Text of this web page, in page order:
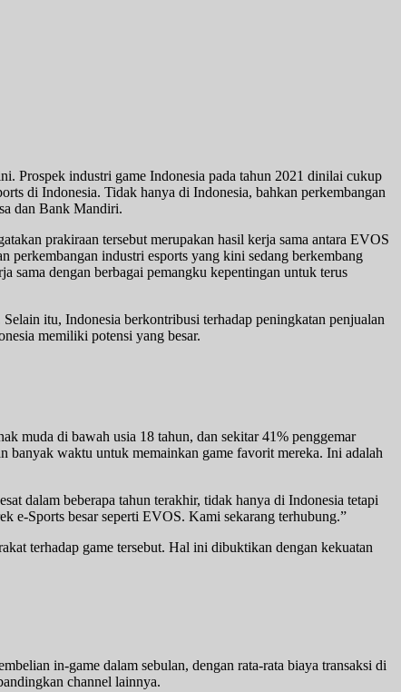
Prospek industri game Indonesia pada tahun 2021 dinilai cukup
di Indonesia. Tidak hanya di Indonesia, bahkan perkembangan
dan Bank Mandiri.
prakiraan tersebut merupakan hasil kerja sama antara EVOS
industri esports yang kini sedang berkembang
sama dengan berbagai pemangku kepentingan untuk terus
itu, Indonesia berkontribusi terhadap peningkatan penjualan
memiliki potensi yang besar.
muda di bawah usia 18 tahun, dan sekitar 41% penggemar
banyak waktu untuk memainkan game favorit mereka. Ini adalah
dalam beberapa tahun terakhir, tidak hanya di Indonesia tetapi
e-Sports besar seperti EVOS. Kami sekarang terhubung.”
terhadap game tersebut. Hal ini dibuktikan dengan kekuatan
in-game dalam sebulan, dengan rata-rata biaya transaksi di
channel lainnya.